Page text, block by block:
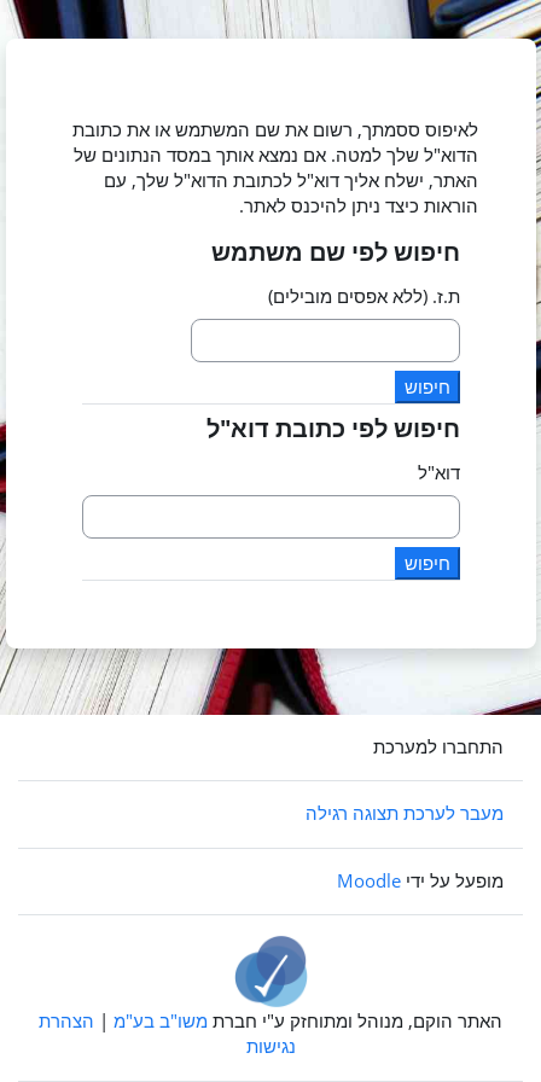
דילוג לתוכן הראשי
לאיפוס ססמתך, רשום את שם המשתמש או את כתובת
הדוא"ל שלך למטה. אם נמצא אותך במסד הנתונים של
האתר, ישלח אליך דוא"ל לכתובת הדוא"ל שלך, עם
הוראות כיצד ניתן להיכנס לאתר.
חיפוש לפי שם משתמש
חיפוש לפי שם משתמש
ת.ז. (ללא אפסים מובילים)
חיפוש לפי כתובת דוא"ל
חיפוש לפי כתובת דוא"ל
דוא"ל
התחברו למערכת
מעבר לערכת תצוגה רגילה
מופעל על ידי Moodle
האתר הוקם, מנוהל ומתוחזק ע"י חברת משו"ב בע"מ | הצהרת
נגישות